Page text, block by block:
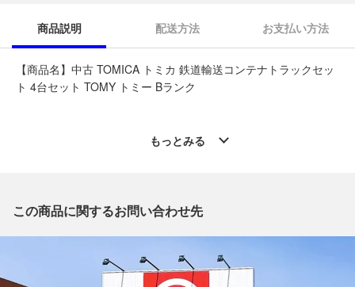
商品説明 配送方法 お支払い方法
【商品名】中古 TOMICA トミカ 鉄道輸送コンテナトラックセッ
ト 4台セット TOMY トミー Bランク
※「なんでもリサイクルビッグバン 公式オンラインストアの出
もっとみる
この商品に関するお問い合わせ先